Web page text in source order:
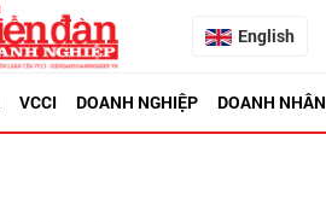
English
VCCI DOANH NGHIỆP DOANH NHÂN